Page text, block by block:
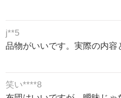
j**5
品物がいいです。実際の内容
笑い****8